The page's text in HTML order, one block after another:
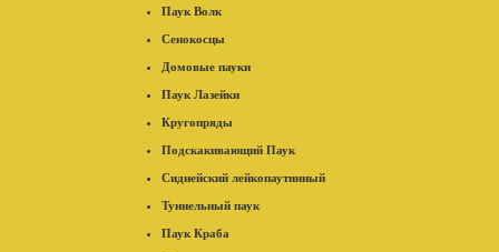
Паук Волк
Сенокосцы
Домовые пауки
Паук Лазейки
Кругопряды
Подскакивающий Паук
Сиднейский лейкопаутинный
Туннельный паук
Паук Краба